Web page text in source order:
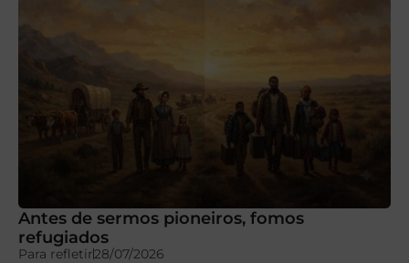
Antes de sermos pioneiros, fomos
refugiados
Para refletir28/07/2026